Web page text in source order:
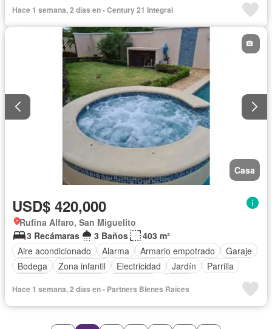
Hace 1 semana, 2 días en - Century 21 Integral
Casa
USD$ 420,000
Rufina Alfaro, San Miguelito
3 Recámaras
3 Baños
403 m²
Aire acondicionado
Alarma Armario empotrado
Garaje
Bodega
Zona infantil Electricidad Jardín
Parrilla
Cancha de tenis
Agua
Hace 1 semana, 2 días en - Partners Bienes Raíces